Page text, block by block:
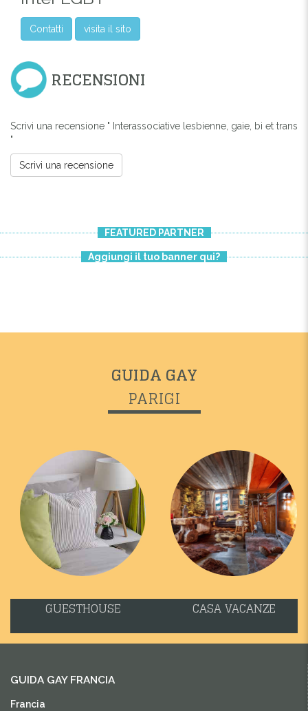
Previous
Contatti visita il sito
RECENSIONI
Scrivi una recensione " Interassociative lesbienne, gaie, bi et trans
"
Scrivi una recensione
FEATURED PARTNER
Aggiungi il tuo banner qui?
GUIDA GAY
PARIGI
GUESTHOUSE CASA VACANZE
GUIDA GAY FRANCIA
Francia